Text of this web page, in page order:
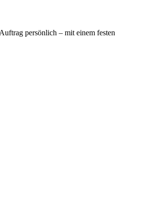
persönlich – mit einem festen